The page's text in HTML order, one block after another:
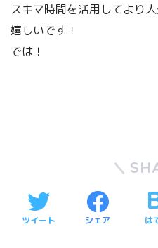
スキマ時間を活用してより
嬉しいです！
では！
ツイート シェア は